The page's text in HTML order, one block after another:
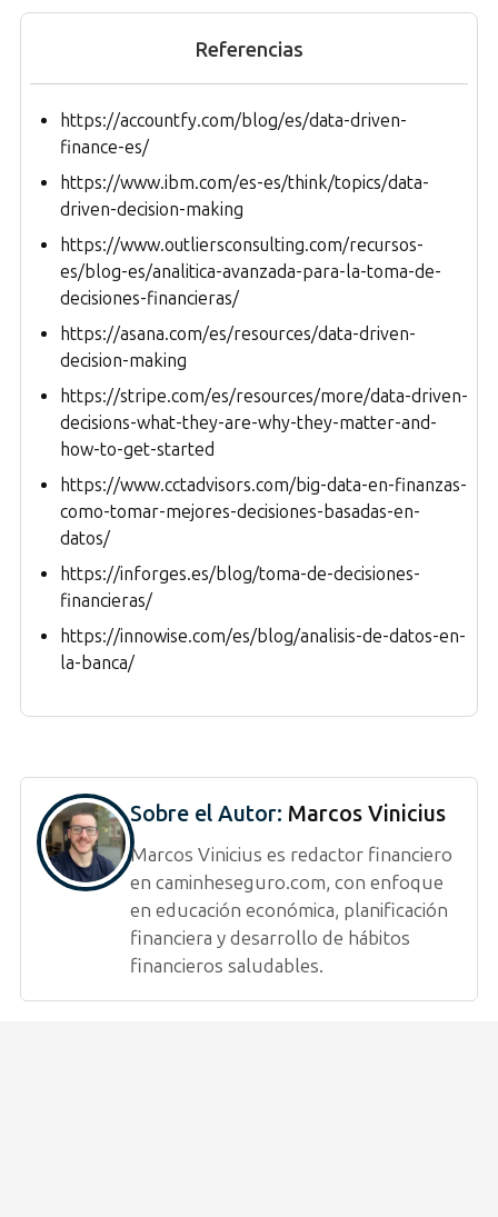
Referencias
https://accountfy.com/blog/es/data-driven-
finance-es/
https://www.ibm.com/es-es/think/topics/data-
driven-decision-making
https://www.outliersconsulting.com/recursos-
es/blog-es/analitica-avanzada-para-la-toma-de-
decisiones-financieras/
https://asana.com/es/resources/data-driven-
decision-making
https://stripe.com/es/resources/more/data-driven-
decisions-what-they-are-why-they-matter-and-
how-to-get-started
https://www.cctadvisors.com/big-data-en-finanzas-
como-tomar-mejores-decisiones-basadas-en-
datos/
https://inforges.es/blog/toma-de-decisiones-
financieras/
https://innowise.com/es/blog/analisis-de-datos-en-
la-banca/
Sobre el Autor: Marcos Vinicius
Marcos Vinicius es redactor financiero
en caminheseguro.com, con enfoque
en educación económica, planificación
financiera y desarrollo de hábitos
financieros saludables.